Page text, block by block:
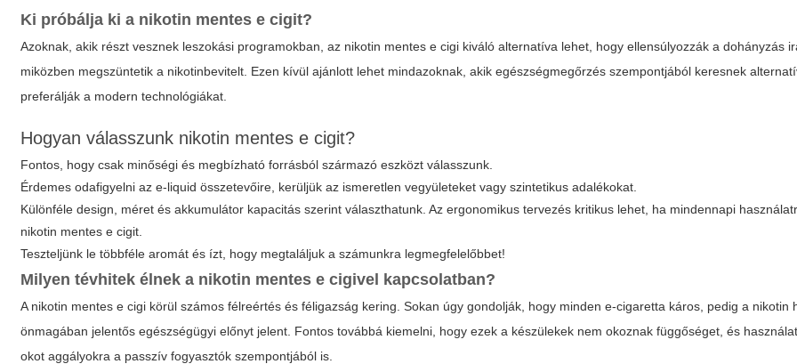
Ki próbálja ki a nikotin mentes e cigit?
Azoknak, akik részt vesznek leszokási programokban, az nikotin mentes e cigi kiváló alternatíva lehet, hogy ellensúlyozzák a dohányzás
miközben megszüntetik a nikotinbevitelt. Ezen kívül ajánlott lehet mindazoknak, akik egészségmegőrzés szempontjából keresnek
preferálják a modern technológiákat.
Hogyan válasszunk nikotin mentes e cigit?
Fontos, hogy csak minőségi és megbízható forrásból származó eszközt válasszunk.
Érdemes odafigyelni az e-liquid összetevőire, kerüljük az ismeretlen vegyületeket vagy szintetikus adalékokat.
Különféle design, méret és akkumulátor kapacitás szerint választhatunk. Az ergonomikus tervezés kritikus lehet, ha mindennapi
nikotin mentes e cigit.
Teszteljünk le többféle aromát és ízt, hogy megtaláljuk a számunkra legmegfelelőbbet!
Milyen tévhitek élnek a nikotin mentes e cigivel kapcsolatban?
A nikotin mentes e cigi körül számos félreértés és féligazság kering. Sokan úgy gondolják, hogy minden e-cigaretta káros, pedig a nikotin
önmagában jelentős egészségügyi előnyt jelent. Fontos továbbá kiemelni, hogy ezek a készülekek nem okoznak függőséget, és
okot aggályokra a passzív fogyasztók szempontjából is.